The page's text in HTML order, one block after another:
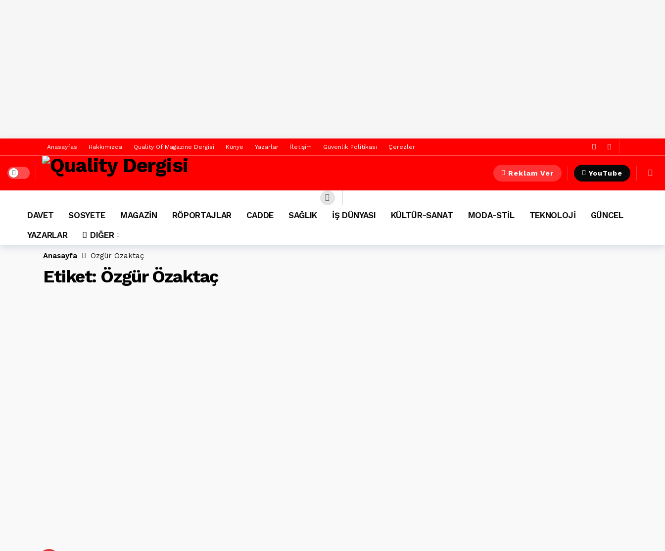
Anasayfas Hakkımızda Quality Of Magazine Dergisi Künye Yazarlar İletişim Güvenlik Politikası Çerezler
Dark mode Reklam Ver YouTube
DAVET SOSYETE MAGAZİN RÖPORTAJLAR CADDE SAĞLIK İŞ DÜNYASI KÜLTÜR-SANAT MODA-STİL TEKNOLOJİ
GÜNCEL
YAZARLAR
DIĞER
Anasayfa Özgür Özaktaç
Etiket: Özgür Özaktaç